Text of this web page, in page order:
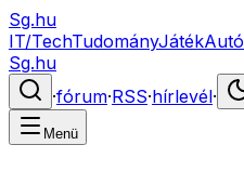
Sg.hu
IT/TechTudományJátékAutó
Sg.hu
·fórum·RSS·hírlevél·
Menü